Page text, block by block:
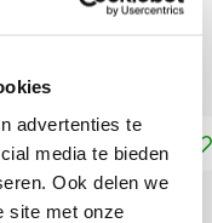
advertenties te
media te bieden
Ook delen we
site met onze
winkelwagen